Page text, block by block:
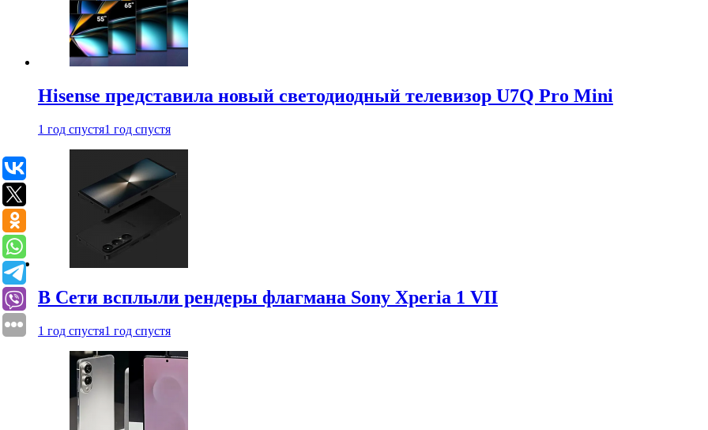
Hisense представила новый светодиодный телевизор U7Q Pro Mini
1 год спустя1 год спустя
В Сети всплыли рендеры флагмана Sony Xperia 1 VII
1 год спустя1 год спустя